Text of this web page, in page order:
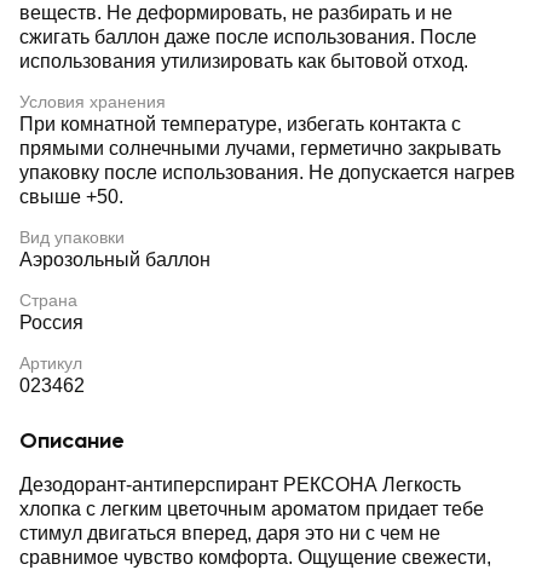
веществ. Не деформировать, не разбирать и не
сжигать баллон даже после использования. После
использования утилизировать как бытовой отход.
Условия хранения
При комнатной температуре, избегать контакта с
прямыми солнечными лучами, герметично закрывать
упаковку после использования. Не допускается нагрев
свыше +50.
Вид упаковки
Аэрозольный баллон
Страна
Россия
Артикул
023462
Описание
Дезодорант-антиперспирант РЕКСОНА Легкость
хлопка с легким цветочным ароматом придает тебе
стимул двигаться вперед, даря это ни с чем не
сравнимое чувство комфорта. Ощущение свежести,